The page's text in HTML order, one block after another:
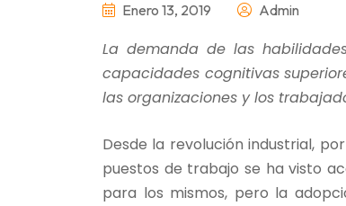
Enero 13, 2019 Admin
La demanda de las
capacidades cognitivas
las organizaciones y los
Desde la revolución industrial,
puestos de trabajo se ha visto
para los mismos, pero la